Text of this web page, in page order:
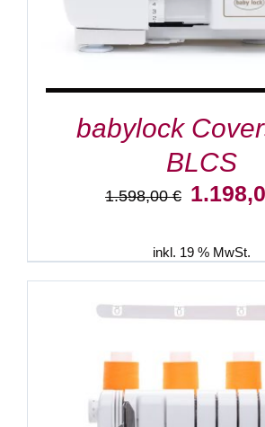
babylock
BLCS
1.598,00€
1.598,00 €
inkl. 19 % MwSt.